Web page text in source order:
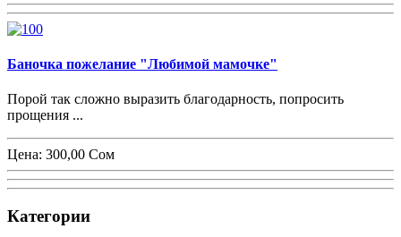
Баночка пожелание "Любимой мамочке"
Порой так сложно выразить благодарность, попросить
прощения ...
Цена: 300,00 Сом
Категории